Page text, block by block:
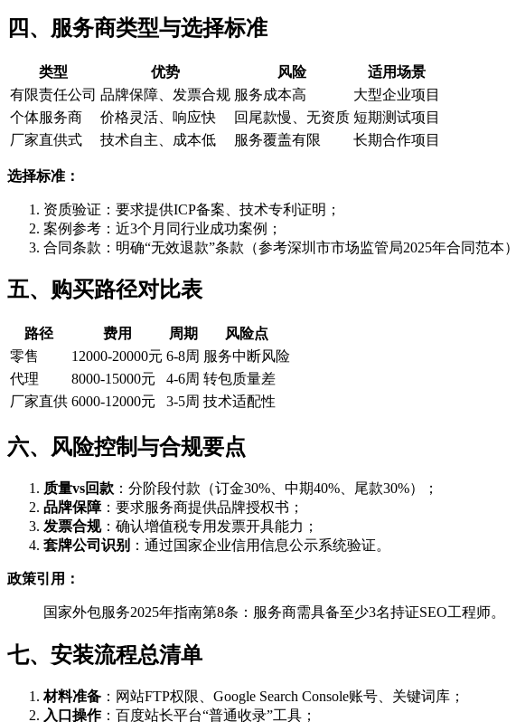
四、服务商类型与选择标准
类型 优势 风险
适用场景
有限责任公司 品牌保障、发票合规 服务成本高
大型企业项目
个体服务商
价格灵活、响应快 回尾款慢、无资质 短期测试项目
厂家直供式
技术自主、成本低 服务覆盖有限 长期合作项目
选择标准：
资质验证：要求提供ICP备案、技术专利证明；
案例参考：近3个月同行业成功案例；
合同条款：明确“无效退款”条款（参考深圳市市场监管局2025年合同范本）
五、购买路径对比表
路径 费用 周期
风险点
零售
12000-20000元 6-8周 服务中断风险
代理
8000-15000元 4-6周 转包质量差
厂家直供 6000-12000元 3-5周 技术适配性
六、风险控制与合规要点
质量vs回款 ：分阶段付款（订金30%、中期40%、尾款30%）；
品牌保障：要求服务商提供品牌授权书；
发票合规：确认增值税专用发票开具能力；
套牌公司识别 ：通过国家企业信用信息公示系统验证。
政策引用：
国家外包服务2025年指南第8条：服务商需具备至少3名持证SEO工程师。
七、安装流程总清单
材料准备 ：网站FTP权限、Google Search Console账号、关键词库；
入口操作：百度站长平台“普通收录”工具；